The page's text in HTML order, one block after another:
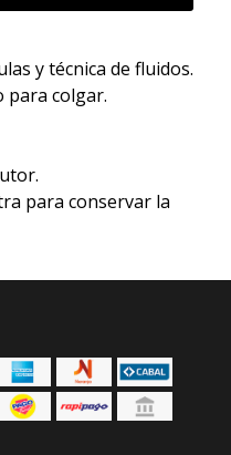
y técnica de fluidos.
para colgar.
para conservar la